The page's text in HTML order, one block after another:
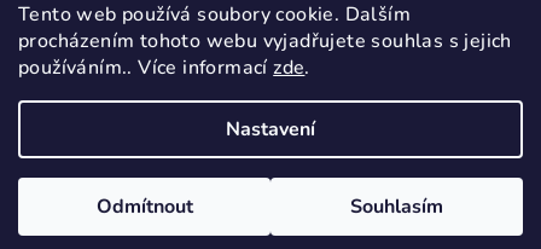
Tento web používá soubory cookie. Dalším
procházením tohoto webu vyjadřujete souhlas s jejich
používáním.. Více informacízde.
Nastavení
Odmítnout Souhlasím
Jak nakupovat
Obchodní podmínky
Podmínky ochrany osobních údajů
WOODWALK
Vytvořil Shoptet